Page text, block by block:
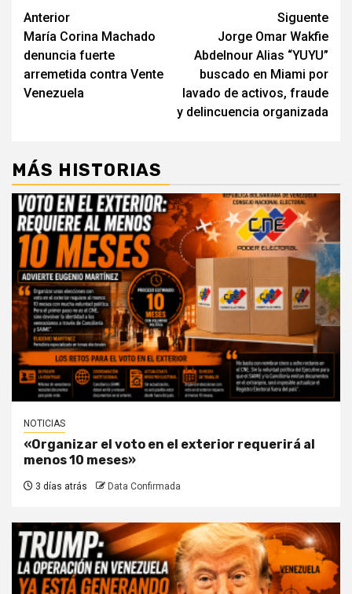
Navegación
de
entradas
Anterior
María Corina Machado
denuncia fuerte
arremetida contra Vente
Venezuela
Siguente
Jorge Omar Wakfie
Abdelnour Alias “YUYU”
buscado en Miami por
lavado de activos, fraude
y delincuencia organizada
MÁS HISTORIAS
NOTICIAS
«Organizar el voto en el exterior requerirá al
menos 10 meses»
3 días atrás Data Confirmada